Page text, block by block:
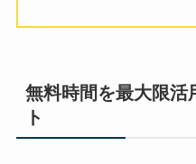
無料時間を最大限活
ト